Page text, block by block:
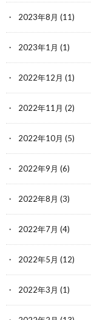
2023年8月 (11)
2023年1月 (1)
2022年12月 (1)
2022年11月 (2)
2022年10月 (5)
2022年9月 (6)
2022年8月 (3)
2022年7月 (4)
2022年5月 (12)
2022年3月 (1)